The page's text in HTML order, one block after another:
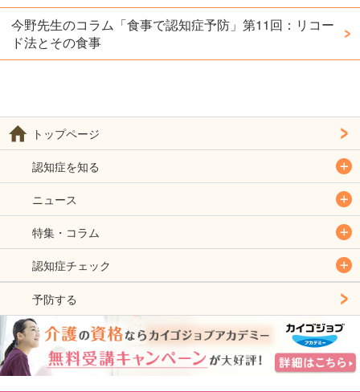
今野先生のコラム「食事で認知症予防」第11回：リコー
ド法とその食事
トップページ
認知症を知る
ニュース
特集・コラム
認知症チェック
予防する